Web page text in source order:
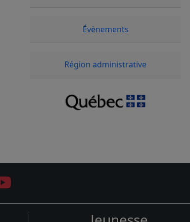
Évènements
Région administrative